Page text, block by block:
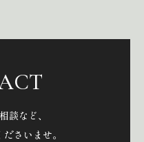
談など、
さいませ。